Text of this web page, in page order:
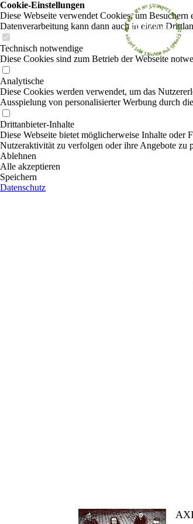
Cookie-Einstellungen
Diese Webseite verwendet Cookies, um
Datenverarbeitung kann dann auch in einem
Technisch notwendige
Diese Cookies sind zum Betrieb der Webseite
Analytische
Diese Cookies werden verwendet, um das
Ausspielung von personalisierter Werbung durch
Drittanbieter-Inhalte
Diese Webseite bietet möglicherweise Inhalte
Nutzeraktivität zu verfolgen oder ihre Angebote zu
Ablehnen
Alle akzeptieren
Speichern
Datenschutz